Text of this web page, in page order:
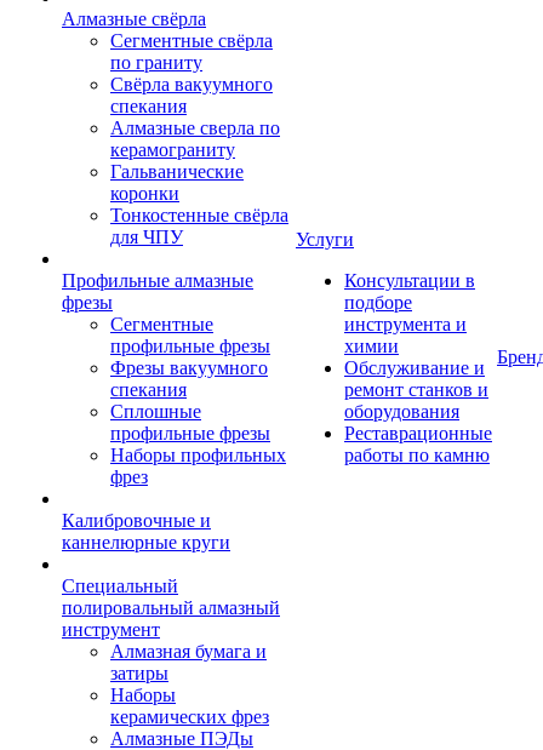
Алмазные свёрла
Сегментные свёрла
по граниту
Свёрла вакуумного
спекания
Алмазные сверла по
керамограниту
Гальванические
коронки
Тонкостенные свёрла
для ЧПУ
Профильные алмазные
фрезы
Сегментные
профильные фрезы
Фрезы вакуумного
спекания
Сплошные
профильные фрезы
Наборы профильных
фрез
Калибровочные и
каннелюрные круги
Специальный
полировальный алмазный
инструмент
Алмазная бумага и
затиры
Наборы
керамических фрез
Алмазные ПЭДы
Услуги
Консультации в
подборе
инструмента и
химии
Обслуживание и
ремонт станков и
оборудования
Реставрационные
работы по камню